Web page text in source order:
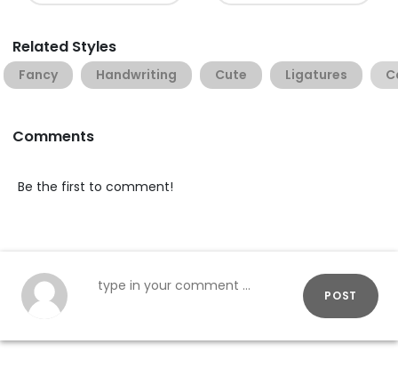
Related Styles
Fancy Handwriting Cute Ligatures
Comments
Be the first to comment!
POST